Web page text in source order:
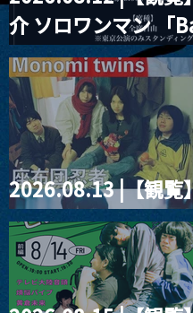
介 ソロワンマン 「
2026」
2026.08.13 |【観覧
RIGHT!! vol.26